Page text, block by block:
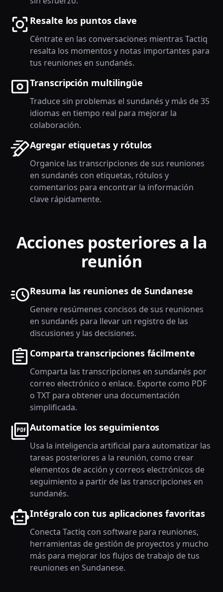
Resalte los puntos clave
Céntrate en las conversaciones mientras Tactiq
resalta los momentos y notas importantes para
tus reuniones en sundanés.
Transcripción multilingüe
Traduce sin problemas el sundanés y más de 35
idiomas en tiempo real para mejorar la
colaboración.
Agregar etiquetas y rótulos
Organice las transcripciones de sus reuniones
en sundanés con etiquetas, rótulos y
comentarios para encontrar la información
clave rápidamente.
Acciones posteriores a la
reunión
Resuma las reuniones de Sundanese
Genere resúmenes concisos de sus reuniones
en sundanés para llevar un registro de las
discusiones y las decisiones.
Comparta transcripciones fácilmente
Comparta las transcripciones en sundanés por
correo electrónico o enlace. Exporte como PDF
o TXT para obtener una documentación
simplificada.
Automatice los seguimientos
Usa la inteligencia artificial para automatizar las
tareas posteriores a la reunión, como crear
elementos de acción y correos electrónicos de
seguimiento a partir de las transcripciones en
sundanés.
Intégralo con tus aplicaciones favoritas
Conecta Tactiq con software para reuniones,
herramientas de gestión de proyectos y mucho
más para mejorar los flujos de trabajo de tus
reuniones en Sundanese.